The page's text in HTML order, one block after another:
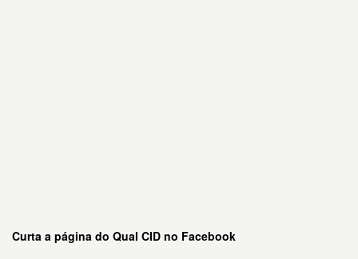
Curta a página do Qual CID no Facebook